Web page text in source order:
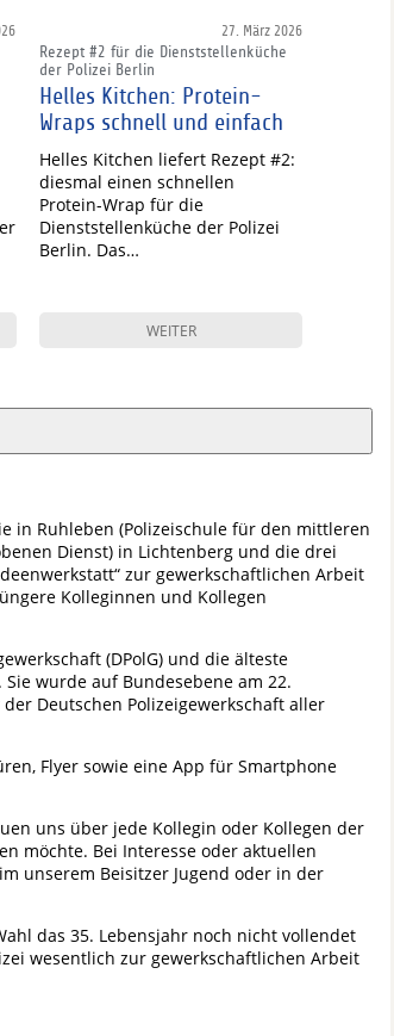
27. März 2026
Rezept #2 für die Dienststellenküche
der Polizei Berlin
Helles Kitchen: Protein-
Wraps schnell und einfach
Helles Kitchen liefert Rezept #2:
diesmal einen schnellen
Protein-Wrap für die
Dienststellenküche der Polizei
Berlin. Das…
WEITER
in Ruhleben (Polizeischule für den mittleren
Dienst) in Lichtenberg und die drei
zur gewerkschaftlichen Arbeit
Kolleginnen und Kollegen
(DPolG) und die älteste
wurde auf Bundesebene am 22.
Deutschen Polizeigewerkschaft aller
Flyer sowie eine App für Smartphone
uns über jede Kollegin oder Kollegen der
möchte. Bei Interesse oder aktuellen
unserem Beisitzer Jugend oder in der
das 35. Lebensjahr noch nicht vollendet
wesentlich zur gewerkschaftlichen Arbeit